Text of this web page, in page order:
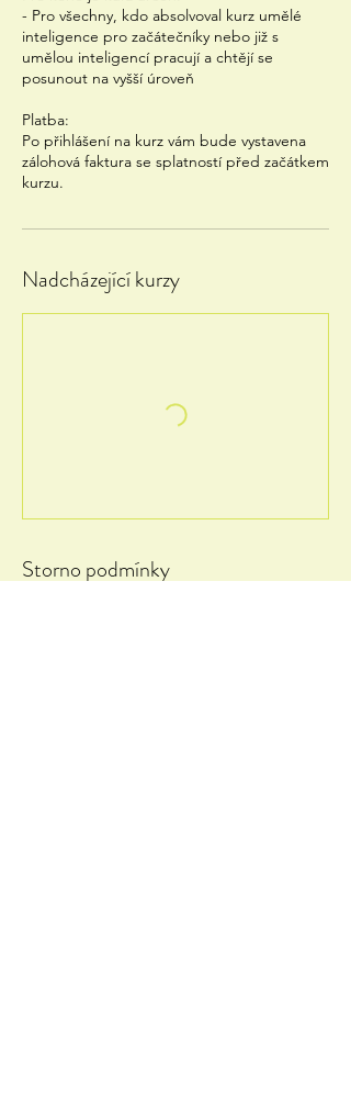
- Pro všechny, kdo absolvoval kurz umělé
inteligence pro začátečníky nebo již s
umělou inteligencí pracují a chtějí se
posunout na vyšší úroveň
Platba:
Po přihlášení na kurz vám bude vystavena
zálohová faktura se splatností před začátkem
kurzu.
Nadcházející kurzy
Storno podmínky